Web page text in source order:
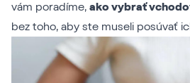
vám poradíme, ako vybrať
bez toho, aby ste museli posúvať